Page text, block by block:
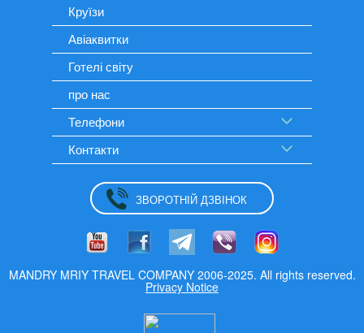
Круїзи
Авіаквитки
Готелі світу
про нас
Телефони
Контакти
ЗВОРОТНІЙ ДЗВІНОК
MANDRY MRIY TRAVEL COMPANY 2006-2025. All rights reserved.
Privacy Notice